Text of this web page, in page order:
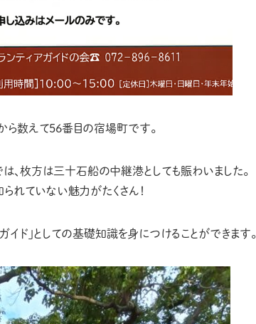
ら数えて56番目の宿場町です。
枚方は三十石船の中継港としても賑わいました。
れていない魅力がたくさん！
ド」としての基礎知識を身につけることができます。